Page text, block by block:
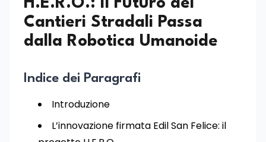
H.E.R.O.: Il Futuro dei
Cantieri Stradali Passa
dalla Robotica Umanoide
Indice dei Paragrafi
Introduzione
L’innovazione firmata Edil San Felice: il